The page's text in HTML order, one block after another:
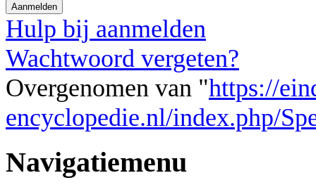
Aanmelden
Hulp bij aanmelden
Wachtwoord vergeten?
Overgenomen van "https://
encyclopedie.nl/index.php/
Navigatiemenu